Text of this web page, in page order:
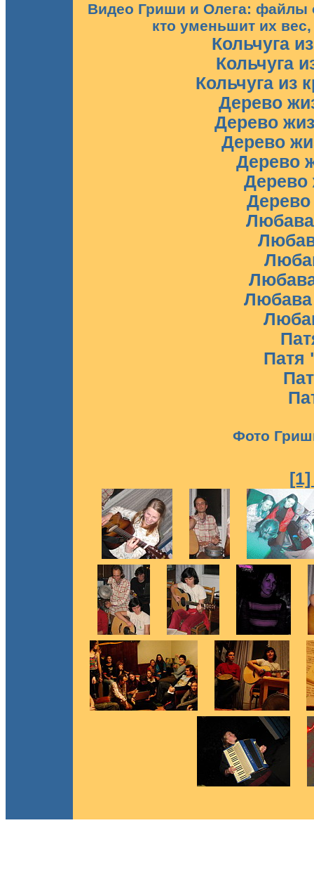
Видео Гриши и Олега: файлы
кто уменьшит их
Кольчуга
Кольчуга
Кольчуга из
Дерево
Дерево
Дерево
Дерево
Дерево
Патя
Фото